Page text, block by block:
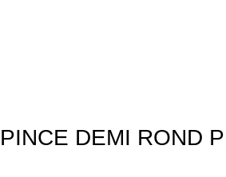
PINCE DEMI ROND